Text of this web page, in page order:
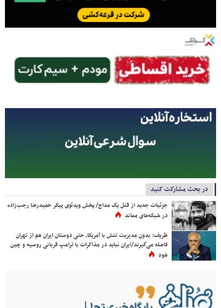
در بحث مشارکت کنید
جزئیات جدید از قتل یک مداح/ پخش ویدئوی پیکر حمیدرضا رجب‌زاده
در شبکه‌های معاند
ظریف: بدون مدیریت تنش با آمریکا، حتی دوستان ایران هم از تهران
فاصله می‌گیرند/ایران نباید در مذاکرات با ترامپ قربانی روسیه و چین
شود